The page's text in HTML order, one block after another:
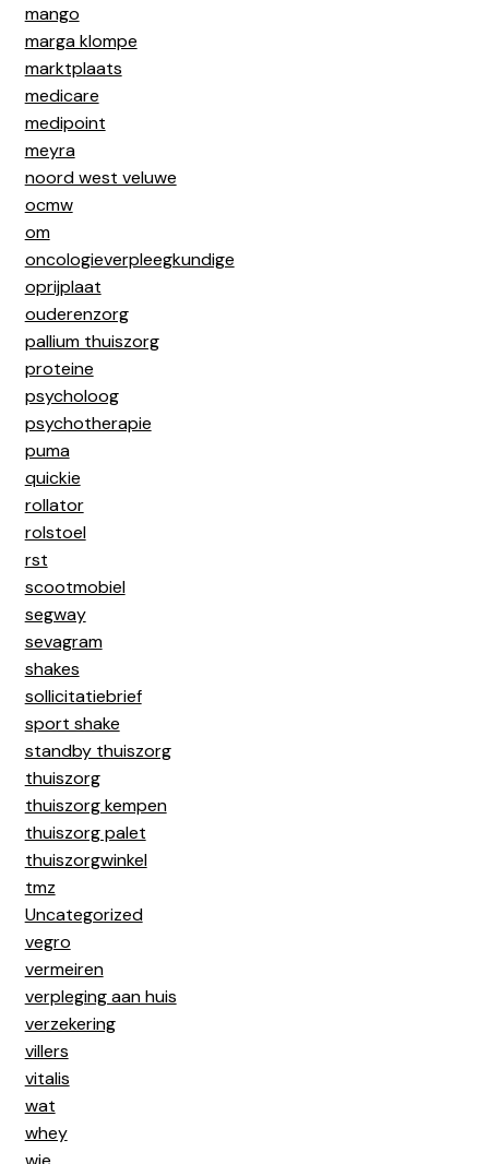
mango
marga klompe
marktplaats
medicare
medipoint
meyra
noord west veluwe
ocmw
om
oncologieverpleegkundige
oprijplaat
ouderenzorg
pallium thuiszorg
proteine
psycholoog
psychotherapie
puma
quickie
rollator
rolstoel
rst
scootmobiel
segway
sevagram
shakes
sollicitatiebrief
sport shake
standby thuiszorg
thuiszorg
thuiszorg kempen
thuiszorg palet
thuiszorgwinkel
tmz
Uncategorized
vegro
vermeiren
verpleging aan huis
verzekering
villers
vitalis
wat
whey